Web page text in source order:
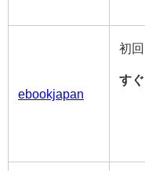
ebookjapan
初
す